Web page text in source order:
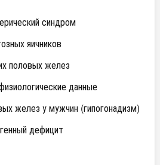
синдром
яичников
половых желез
данные
желез у мужчин (гипогонадизм)
дефицит